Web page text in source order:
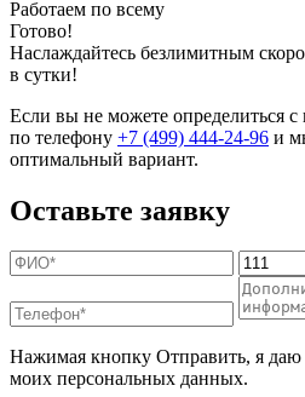
Работаем по всему
Готово!
Наслаждайтесь безлимитным
в сутки!
Если вы не можете определиться
по телефону +7 (499) 444-24-96 и
оптимальный вариант.
Оставьте заявку
Нажимая кнопку Отправить, я даю
моих персональных данных.